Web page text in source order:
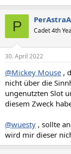
P Cadet 4th
30. April 2022
@Mickey Mouse ,
nicht über die
ungenutzten Slot
diesem Zweck
@wuesty , sollte
wird mir dieser